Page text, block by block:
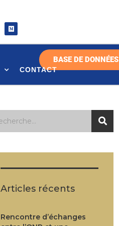
CONTACT
BASE DE DONNÉES
Articles récents
Rencontre d’échanges